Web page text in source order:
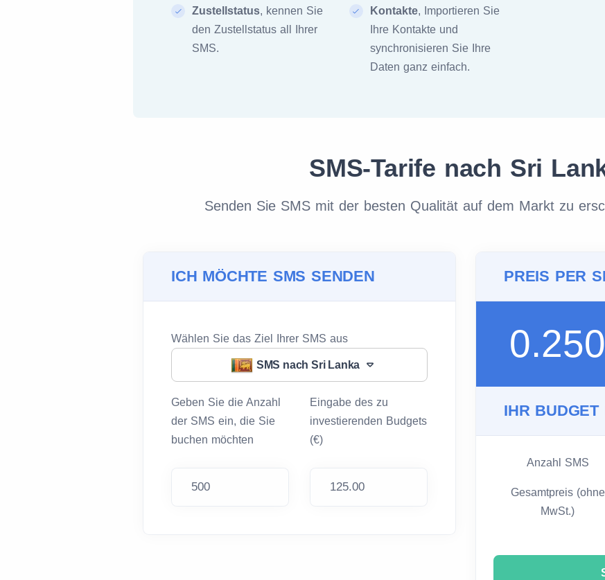
Zustellstatus, kennen Sie
den Zustellstatus all Ihrer
SMS.
Kontakte, Importieren Sie
Ihre Kontakte und
synchronisieren Sie Ihre
Daten ganz einfach.
SMS-Tarife nach Sri
Senden Sie SMS mit der besten Qualität auf dem Markt zu
ICH MÖCHTE SMS SENDEN
Wählen Sie das Ziel Ihrer SMS aus
SMS nach Sri Lanka
Geben Sie die Anzahl
der SMS ein, die Sie
buchen möchten
Eingabe des zu
investierenden Budgets
(€)
PREIS PER
IHR
Anzahl SMS
Gesamtpreis (ohne
MwSt.)